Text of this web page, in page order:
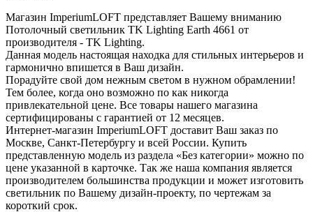
Магазин ImperiumLOFT представляет Вашему вниманию
Потолочный светильник TK Lighting Earth 4661 от
производителя - TK Lighting.
Данная модель настоящая находка для стильных интерьеров и
гармонично впишется в Ваш дизайн.
Порадуйте свой дом нежным светом в нужном обрамлении!
Тем более, когда оно возможно по как никогда
привлекательной цене. Все товары нашего магазина
сертифицированы с гарантией от 12 месяцев.
Интернет-магазин ImperiumLOFT доставит Ваш заказ по
Москве, Санкт-Петербургу и всей России. Купить
представленную модель из раздела «Без категории» можно по
цене указанной в карточке. Так же наша компания является
производителем большинства продукции и может изготовить
светильник по Вашему дизайн-проекту, по чертежам за
короткий срок.